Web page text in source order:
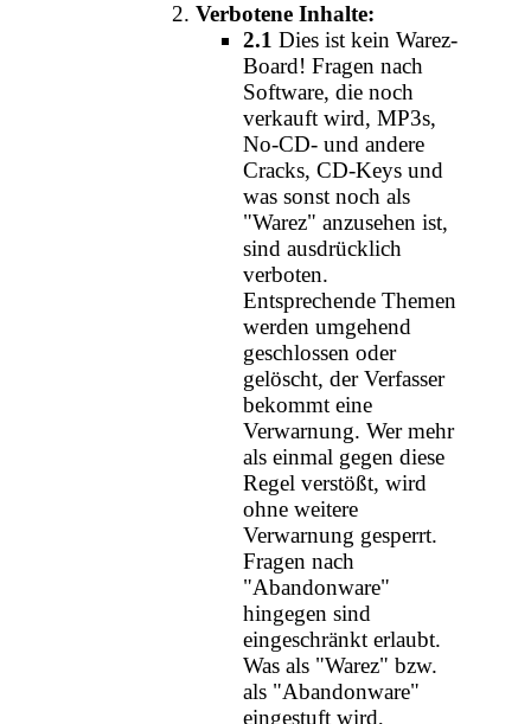
Verbotene Inhalte:
2.1 Dies ist kein Warez-
Board! Fragen nach
Software, die noch
verkauft wird, MP3s,
No-CD- und andere
Cracks, CD-Keys und
was sonst noch als
"Warez" anzusehen ist,
sind ausdrücklich
verboten.
Entsprechende Themen
werden umgehend
geschlossen oder
gelöscht, der Verfasser
bekommt eine
Verwarnung. Wer mehr
als einmal gegen diese
Regel verstößt, wird
ohne weitere
Verwarnung gesperrt.
Fragen nach
"Abandonware"
hingegen sind
eingeschränkt erlaubt.
Was als "Warez" bzw.
als "Abandonware"
eingestuft wird,